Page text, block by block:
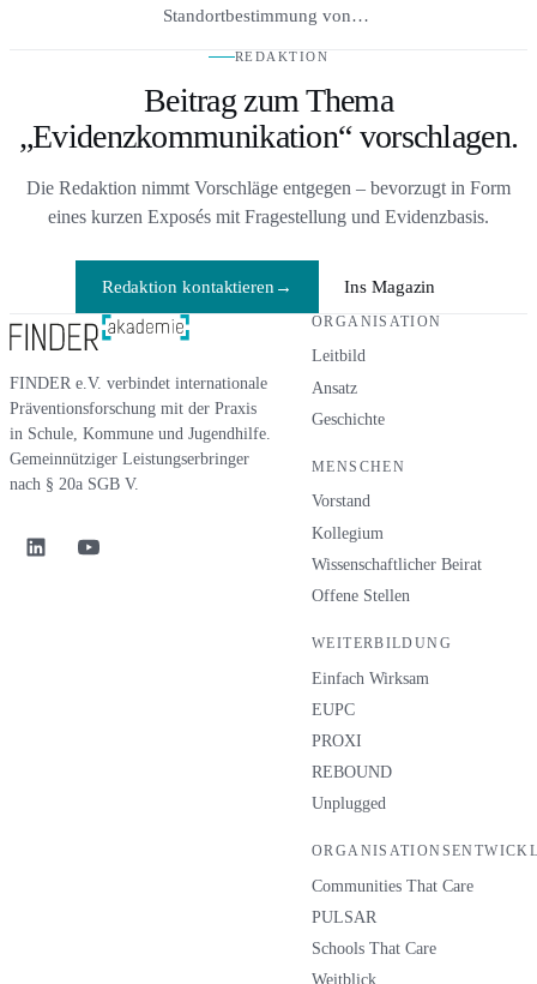
Standortbestimmung von
Norms, Inokulation, Tailoring,
Selbstbestimmungstheorie und
MINDSPACE – mit aktueller
empirischer Evidenz und ihren
REDAKTION
Beitrag zum Thema
„Evidenzkommunikation“ vorschlagen.
Die Redaktion nimmt Vorschläge entgegen – bevorzugt in Form
eines kurzen Exposés mit Fragestellung und Evidenzbasis.
Redaktion kontaktieren → Ins Magazin
FINDER e.V. verbindet internationale
Präventionsforschung mit der Praxis
in Schule, Kommune und Jugendhilfe.
Gemeinnütziger Leistungserbringer
nach § 20a SGB V.
ORGANISATION
Leitbild
Ansatz
Geschichte
MENSCHEN
Vorstand
Kollegium
Wissenschaftlicher Beirat
Offene Stellen
WEITERBILDUNG
Einfach Wirksam
EUPC
PROXI
REBOUND
Unplugged
Communities That Care
PULSAR
Schools That Care
Weitblick